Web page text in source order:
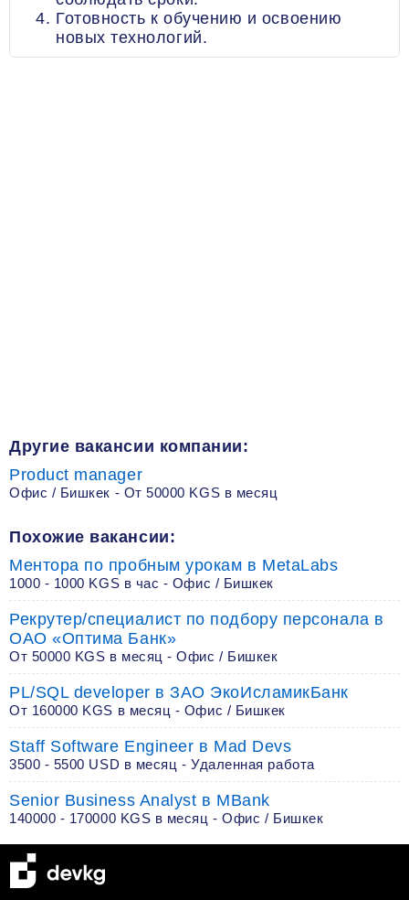
Готовность к обучению и освоению
новых технологий.
Похожие вакансии:
Ментора по пробным урокам в MetaLabs
1000 - 1000 KGS в час - Офис / Бишкек
Рекрутер/специалист по подбору персонала в
ОАО «Оптима Банк»
От 50000 KGS в месяц - Офис / Бишкек
PL/SQL developer в ЗАО ЭкоИсламикБанк
От 160000 KGS в месяц - Офис / Бишкек
Staff Software Engineer в Mad Devs
3500 - 5500 USD в месяц - Удаленная работа
Senior Business Analyst в MBank
140000 - 170000 KGS в месяц - Офис / Бишкек
Другие вакансии компании:
Product manager
Офис / Бишкек - От 50000 KGS в месяц